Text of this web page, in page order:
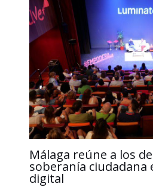
k
Málaga reúne a los
soberanía ciudadana
digital